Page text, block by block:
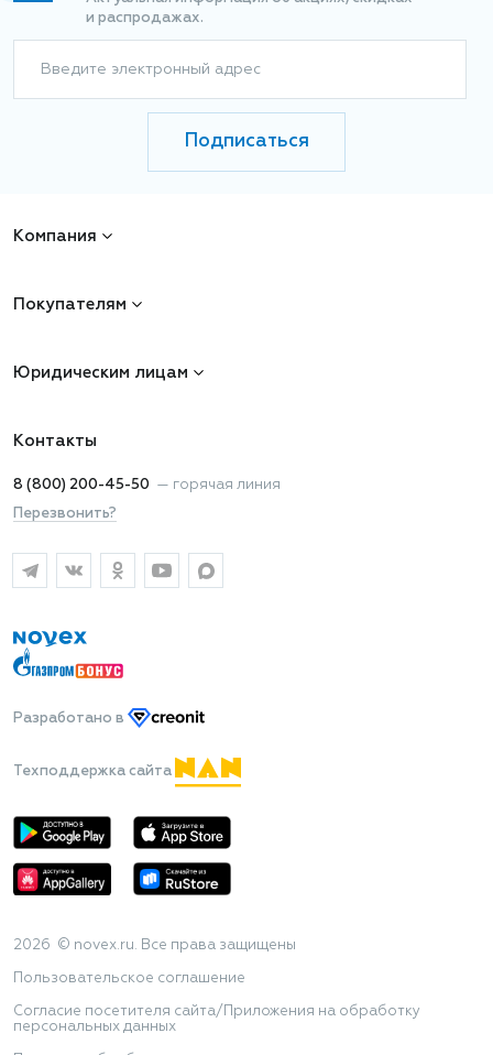
и распродажах.
Введите электронный адрес
Подписаться
Компания
Покупателям
Юридическим лицам
Контакты
8 (800) 200-45-50 — горячая линия
Перезвонить?
Разработано в
Техподдержка сайта
2026 © novex.ru. Все права защищены
Пользовательское соглашение
Согласие посетителя сайта/Приложения на обработку
персональных данных